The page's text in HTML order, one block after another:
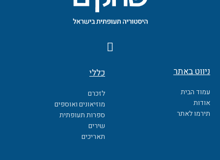
F
a
e
b
o
o
k
ניווט באתר
עמוד הבית
אודות
תירמו לאתר
כללי
לזכרם
מוזיאונים ואוספים
ספרות תעופתית
שירים
תאריכים